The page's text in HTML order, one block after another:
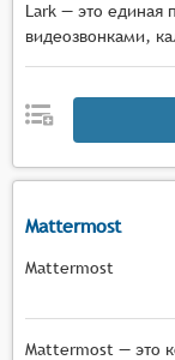
Lark — это единая
видеозвонками,
Mattermost
Mattermost
Mattermost — это